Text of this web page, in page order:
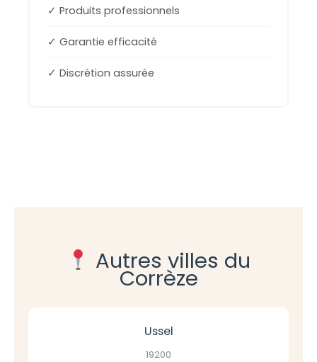
✓ Produits professionnels
✓ Garantie efficacité
✓ Discrétion assurée
Autres villes du
Corrèze
Ussel
19200